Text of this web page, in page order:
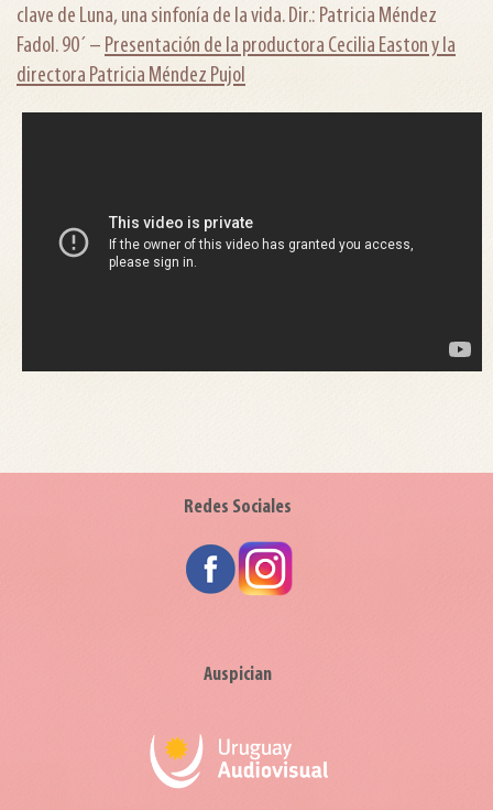
clave de Luna, una sinfonía de la vida. Dir.: Patricia Méndez
Fadol. 90´ – Presentación de la productora Cecilia Easton y la
directora Patricia Méndez Pujol
Redes Sociales
Auspician